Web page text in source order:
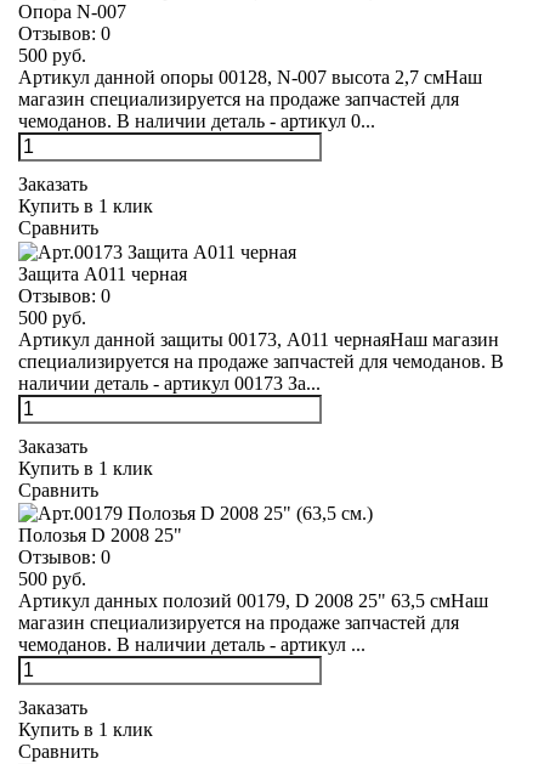
Опора N-007
Отзывов: 0
500 руб.
Артикул данной опоры 00128, N-007 высота 2,7 смНаш
магазин специализируется на продаже запчастей для
чемоданов. В наличии деталь - артикул 0...
Заказать
Купить в 1 клик
Сравнить
Защита А011 черная
Отзывов: 0
500 руб.
Артикул данной защиты 00173, А011 чернаяНаш магазин
специализируется на продаже запчастей для чемоданов. В
наличии деталь - артикул 00173 За...
Заказать
Купить в 1 клик
Сравнить
Полозья D 2008 25"
Отзывов: 0
500 руб.
Артикул данных полозий 00179, D 2008 25" 63,5 смНаш
магазин специализируется на продаже запчастей для
чемоданов. В наличии деталь - артикул ...
Заказать
Купить в 1 клик
Сравнить